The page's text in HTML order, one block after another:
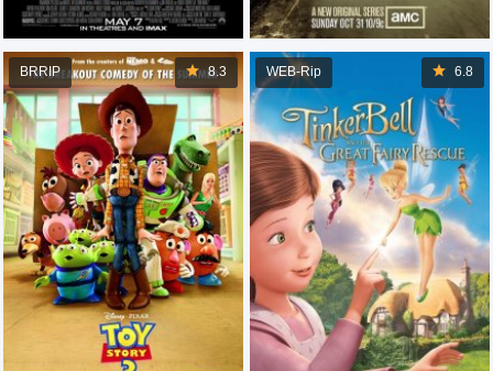
6.8
WEB-Rip
8.3
BRRIP